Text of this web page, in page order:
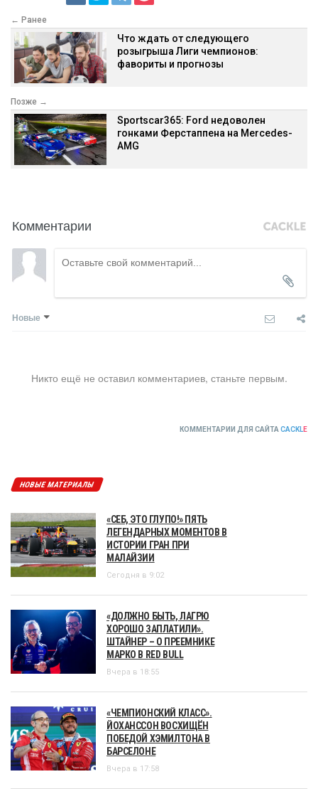
← Ранее
Что ждать от следующего
розыгрыша Лиги чемпионов:
фавориты и прогнозы
Позже →
Sportscar365: Ford недоволен
гонками Ферстаппена на Mercedes-
AMG
Комментарии
Новые
Никто ещё не оставил комментариев, станьте первым.
КОММЕНТАРИИ ДЛЯ САЙТА CACKLE
НОВЫЕ МАТЕРИАЛЫ
«СЕБ, ЭТО ГЛУПО!» ПЯТЬ
ЛЕГЕНДАРНЫХ МОМЕНТОВ В
ИСТОРИИ ГРАН ПРИ
МАЛАЙЗИИ
Сегодня в 9:02
«ДОЛЖНО БЫТЬ, ЛАГРЮ
ХОРОШО ЗАПЛАТИЛИ».
ШТАЙНЕР – О ПРЕЕМНИКЕ
МАРКО В RED BULL
Вчера в 18:55
«ЧЕМПИОНСКИЙ КЛАСС».
ЙОХАНССОН ВОСХИЩЁН
ПОБЕДОЙ ХЭМИЛТОНА В
БАРСЕЛОНЕ
Вчера в 17:58